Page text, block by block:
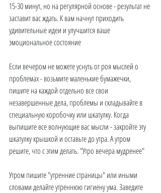
15-30 минут, но на регулярной основе - результат не
заставит вас ждать. К вам начнут приходить
удивительные идеи и улучшится ваше
эмоциональное состояние
Если вечером не можете уснуть от роя мыслей о
проблемах - возьмите маленькие бумажечки,
пишите на каждой отдельно все свои
незавершенные дела, проблемы и складывайте в
специальную коробочку или шкатулку. Когда
выпишите все волнующие вас мысли - закройте эту
шкатулку крышкой и оставьте до утра. А утром
решите, что с этим делать. "Утро вечера мудренее"
Утром пишите "утренние страницы" или иными
словами делайте утреннюю гигиену ума. Заведите